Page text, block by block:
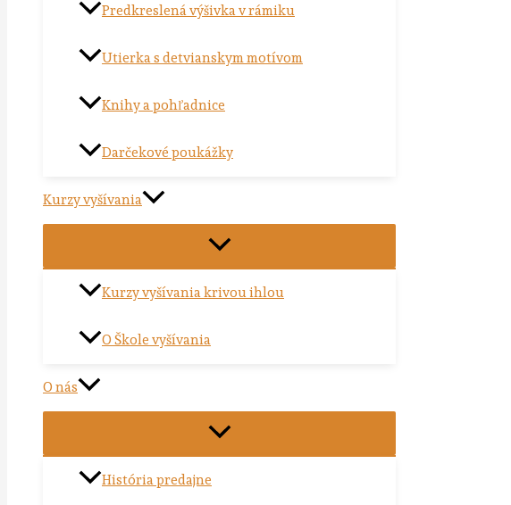
Predkreslená výšivka v rámiku
Utierka s detvianskym motívom
Knihy a pohľadnice
Darčekové poukážky
Kurzy vyšívania
Kurzy vyšívania krivou ihlou
O Škole vyšívania
O nás
História predajne